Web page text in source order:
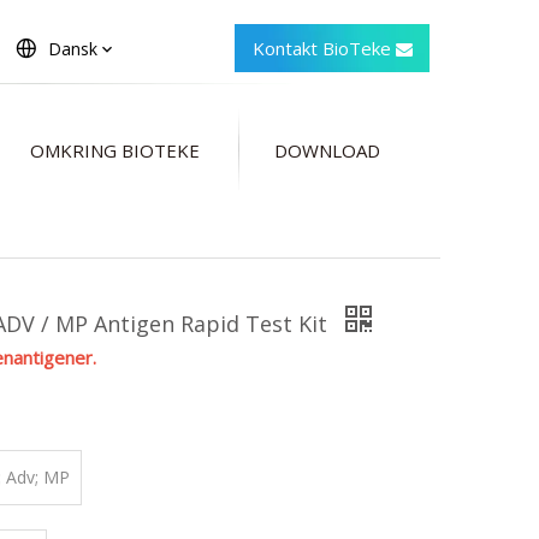
Dansk Kontakt BioTeke
OMKRING BIOTEKE DOWNLOAD
/ MP Antigen Rapid Test Kit
Adv; MP